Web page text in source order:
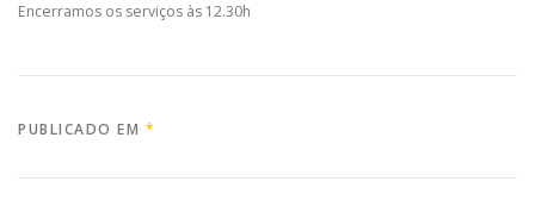
Encerramos os serviços às 12.30h
PUBLICADO EM *